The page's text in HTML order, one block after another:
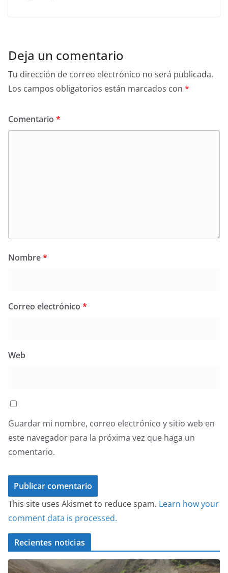
Deja un comentario
Tu dirección de correo electrónico no será publicada.
Los campos obligatorios están marcados con *
Comentario *
Nombre*
Correo electrónico *
Web
Guardar mi nombre, correo electrónico y sitio web en
este navegador para la próxima vez que haga un
comentario.
This site uses Akismet to reduce spam. Learn how your
comment data is processed.
Recientes noticias